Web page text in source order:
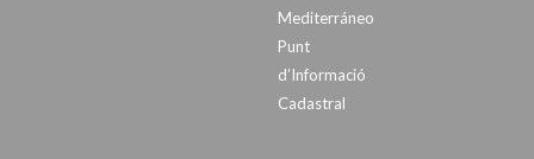
Mediterráneo
Punt
d’Informació
Cadastral